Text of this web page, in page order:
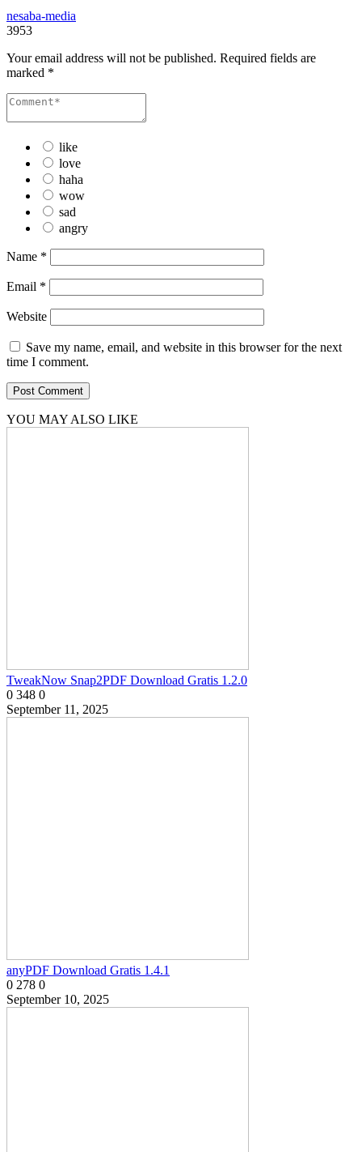
nesaba-media
3953
Your email address will not be published. Required fields are
marked *
like
love
haha
wow
sad
angry
Name *
Email *
Website
Save my name, email, and website in this browser for the next
time I comment.
YOU MAY ALSO LIKE
TweakNow Snap2PDF Download Gratis 1.2.0
0 348 0
September 11, 2025
anyPDF Download Gratis 1.4.1
0 278 0
September 10, 2025